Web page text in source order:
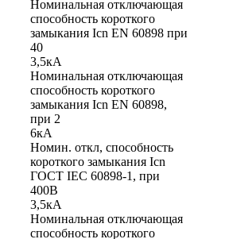
Номинальная отключающая
способность короткого
замыкания Icn EN 60898 при
40
3,5кА
Номинальная отключающая
способность короткого
замыкания Icn EN 60898,
при 2
6кА
Номин. откл, способность
короткого замыкания Icn
ГОСТ IEC 60898-1, при
400В
3,5кА
Номинальная отключающая
способность короткого